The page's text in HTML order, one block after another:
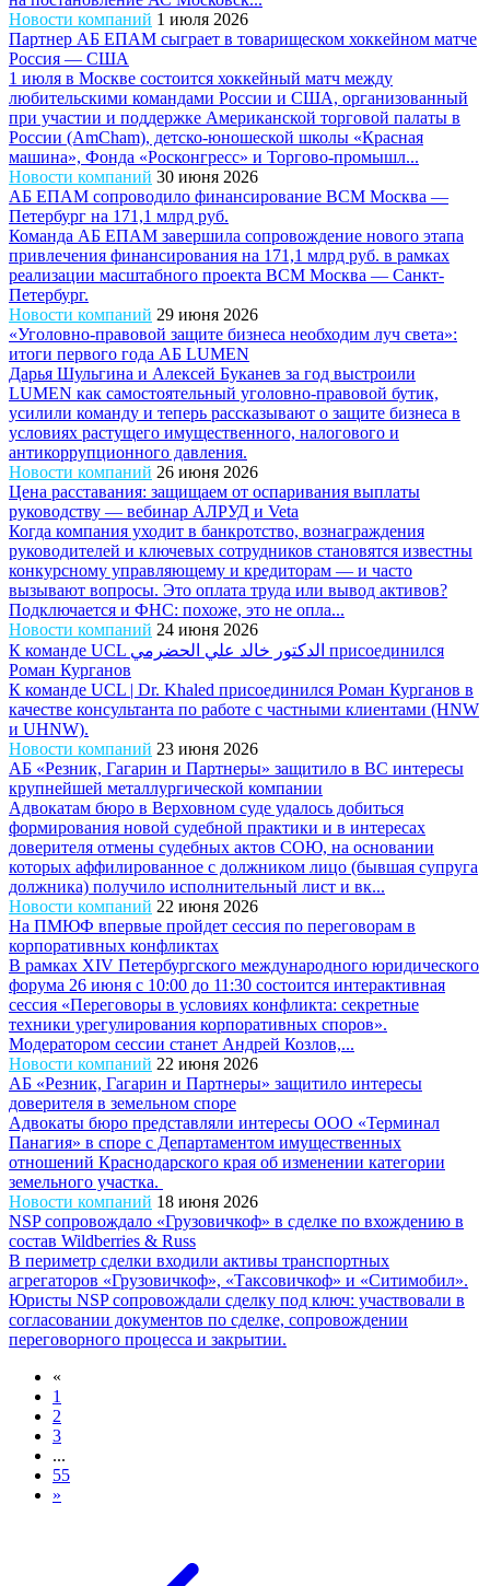
Новости компаний 1 июля 2026
Партнер АБ ЕПАМ сыграет в товарищеском хоккейном матче
Россия — США
1 июля в Москве состоится хоккейный матч между
любительскими командами России и США, организованный
при участии и поддержке Американской торговой палаты в
России (AmCham), детско-юношеской школы «Красная
машина», Фонда «Росконгресс» и Торгово-промышл...
Новости компаний 30 июня 2026
АБ ЕПАМ сопроводило финансирование ВСМ Москва —
Петербург на 171,1 млрд руб.
Команда АБ ЕПАМ завершила сопровождение нового этапа
привлечения финансирования на 171,1 млрд руб. в рамках
реализации масштабного проекта ВСМ Москва — Санкт-
Петербург.
Новости компаний 29 июня 2026
«Уголовно-правовой защите бизнеса необходим луч света»:
итоги первого года АБ LUMEN
Дарья Шульгина и Алексей Буканев за год выстроили
LUMEN как самостоятельный уголовно-правовой бутик,
усилили команду и теперь рассказывают о защите бизнеса в
условиях растущего имущественного, налогового и
антикоррупционного давления.
Новости компаний 26 июня 2026
Цена расставания: защищаем от оспаривания выплаты
руководству — вебинар АЛРУД и Veta
Когда компания уходит в банкротство, вознаграждения
руководителей и ключевых сотрудников становятся известны
конкурсному управляющему и кредиторам — и часто
вызывают вопросы. Это оплата труда или вывод активов?
Подключается и ФНС: похоже, это не опла...
Новости компаний 24 июня 2026
К команде UCL الدكتور خالد علي الحضرمي присоединился
Роман Курганов
К команде UCL | Dr. Khaled присоединился Роман Курганов в
качестве консультанта по работе с частными клиентами (HNW
и UHNW).
Новости компаний 23 июня 2026
АБ «Резник, Гагарин и Партнеры» защитило в ВС интересы
крупнейшей металлургической компании
Адвокатам бюро в Верховном суде удалось добиться
формирования новой судебной практики и в интересах
доверителя отмены судебных актов СОЮ, на основании
которых аффилированное с должником лицо (бывшая супруга
должника) получило исполнительный лист и вк...
Новости компаний 22 июня 2026
На ПМЮФ впервые пройдет сессия по переговорам в
корпоративных конфликтах
В рамках XIV Петербургского международного юридического
форума 26 июня с 10:00 до 11:30 состоится интерактивная
сессия «Переговоры в условиях конфликта: секретные
техники урегулирования корпоративных споров».
Модератором сессии станет Андрей Козлов,...
Новости компаний 22 июня 2026
АБ «Резник, Гагарин и Партнеры» защитило интересы
доверителя в земельном споре
Адвокаты бюро представляли интересы ООО «Терминал
Панагия» в споре с Департаментом имущественных
отношений Краснодарского края об изменении категории
земельного участка.
Новости компаний 18 июня 2026
NSP сопровождало «Грузовичкоф» в сделке по вхождению в
состав Wildberries & Russ
В периметр сделки входили активы транспортных
агрегаторов «Грузовичкоф», «Таксовичкоф» и «Ситимобил».
Юристы NSP сопровождали сделку под ключ: участвовали в
согласовании документов по сделке, сопровождении
переговорного процесса и закрытии.
«
1
2
3
...
55
»